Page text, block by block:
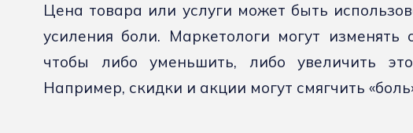
Цена товара или услуги может быть
усиления боли. Маркетологи могут изменять
чтобы либо уменьшить, либо увеличить
Например, скидки и акции могут смягчить